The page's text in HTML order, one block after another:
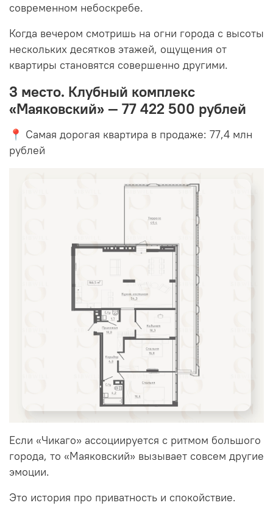
современном небоскребе.
Когда вечером смотришь на огни города с высоты
нескольких десятков этажей, ощущения от
квартиры становятся совершенно другими.
3 место. Клубный комплекс
«Маяковский» — 77 422 500 рублей
📍 Самая дорогая квартира в продаже: 77,4 млн
рублей
Если «Чикаго» ассоциируется с ритмом большого
города, то «Маяковский» вызывает совсем другие
эмоции.
Это история про приватность и спокойствие.